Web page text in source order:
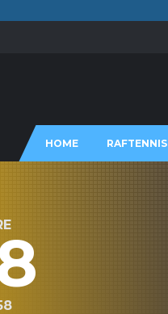
HOME RAFTENNIS